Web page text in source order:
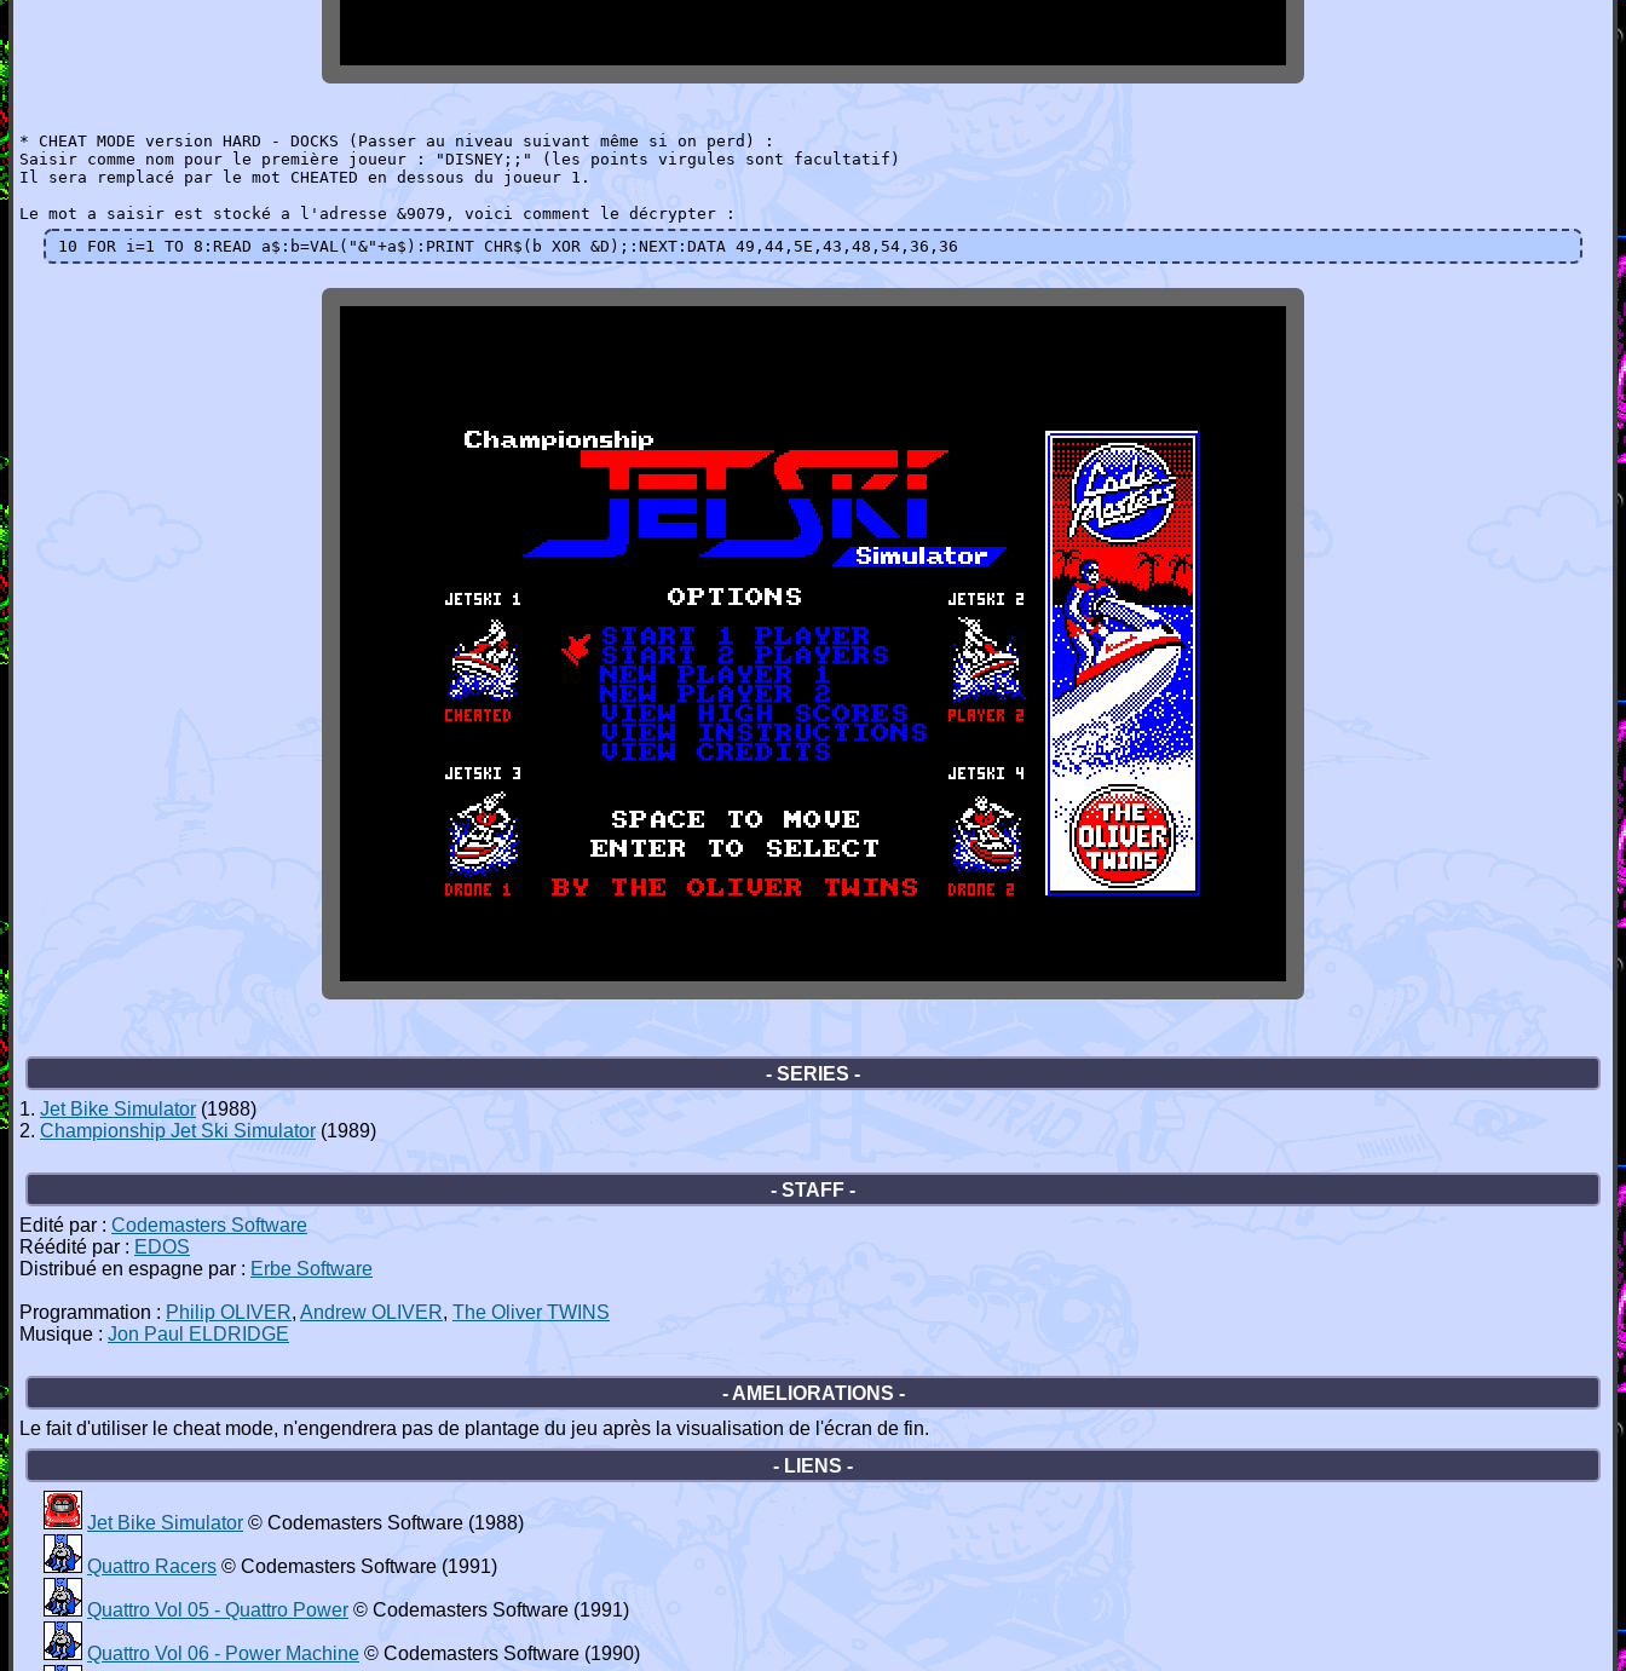
* CHEAT MODE version HARD - DOCKS (Passer au niveau suivant même si on perd) :
Saisir comme nom pour le première joueur : "DISNEY;;" (les points virgules sont facultatif)
Il sera remplacé par le mot CHEATED en dessous du joueur 1.
Le mot a saisir est stocké a l'adresse &9079, voici comment le décrypter :
10 FOR i=1 TO 8:READ a$:b=VAL("&"+a$):PRINT CHR$(b XOR &D);:NEXT:DATA 49,44,5E,43,48,54,36,36
- SERIES -
1. Jet Bike Simulator (1988)
2. Championship Jet Ski Simulator (1989)
- STAFF -
Edité par : Codemasters Software
Réédité par : EDOS
Distribué en espagne par : Erbe Software
Programmation : Philip OLIVER, Andrew OLIVER, The Oliver TWINS
Musique : Jon Paul ELDRIDGE
- AMELIORATIONS -
Le fait d'utiliser le cheat mode, n'engendrera pas de plantage du jeu après la visualisation de l'écran de fin.
- LIENS -
Jet Bike Simulator © Codemasters Software (1988)
Quattro Racers © Codemasters Software (1991)
Quattro Vol 05 - Quattro Power © Codemasters Software (1991)
Quattro Vol 06 - Power Machine © Codemasters Software (1990)